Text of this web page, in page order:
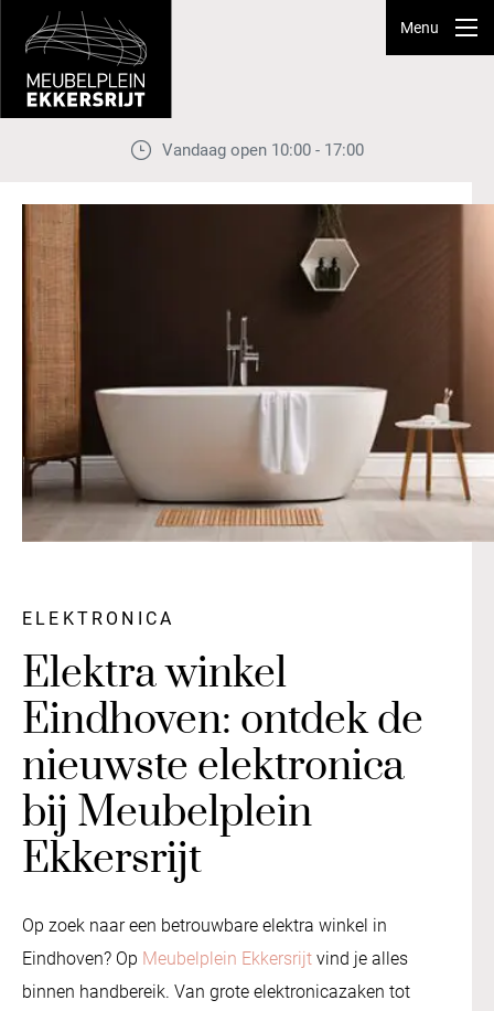
Menu
Vandaag open 10:00 - 17:00
ELEKTRONICA
Elektra winkel
Eindhoven: ontdek de
nieuwste elektronica
bij Meubelplein
Ekkersrijt
Op zoek naar een betrouwbare elektra winkel in
Eindhoven? Op Meubelplein Ekkersrijt vind je alles
binnen handbereik. Van grote elektronicazaken tot